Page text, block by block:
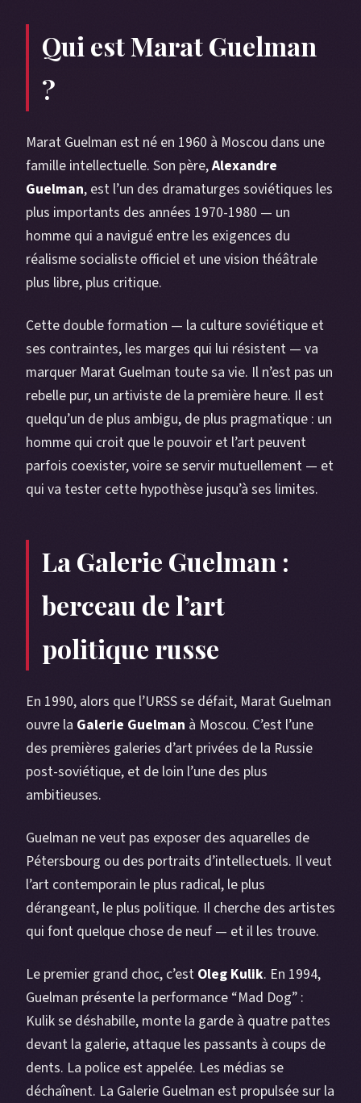
Qui est Marat Guelman
?
Marat Guelman est né en 1960 à Moscou dans une
famille intellectuelle. Son père,Alexandre
Guelman, est l’un des dramaturges soviétiques les
plus importants des années 1970-1980 — un
homme qui a navigué entre les exigences du
réalisme socialiste officiel et une vision théâtrale
plus libre, plus critique.
Cette double formation — la culture soviétique et
ses contraintes, les marges qui lui résistent — va
marquer Marat Guelman toute sa vie. Il n’est pas un
rebelle pur, un artiviste de la première heure. Il est
quelqu’un de plus ambigu, de plus pragmatique : un
homme qui croit que le pouvoir et l’art peuvent
parfois coexister, voire se servir mutuellement — et
qui va tester cette hypothèse jusqu’à ses limites.
La Galerie Guelman :
berceau de l’art
politique russe
En 1990, alors que l’URSS se défait, Marat Guelman
ouvre la Galerie Guelman à Moscou. C’est l’une
des premières galeries d’art privées de la Russie
post-soviétique, et de loin l’une des plus
ambitieuses.
Guelman ne veut pas exposer des aquarelles de
Pétersbourg ou des portraits d’intellectuels. Il veut
l’art contemporain le plus radical, le plus
dérangeant, le plus politique. Il cherche des artistes
qui font quelque chose de neuf — et il les trouve.
Le premier grand choc, c’est Oleg Kulik. En 1994,
Guelman présente la performance “Mad Dog” :
Kulik se déshabille, monte la garde à quatre pattes
devant la galerie, attaque les passants à coups de
dents. La police est appelée. Les médias se
déchaînent. La Galerie Guelman est propulsée sur la